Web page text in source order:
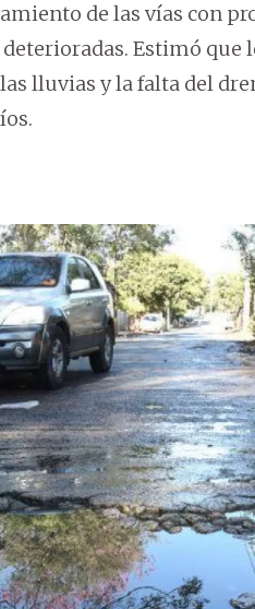
de las vías con
Estimó que
lluvias y la falta del